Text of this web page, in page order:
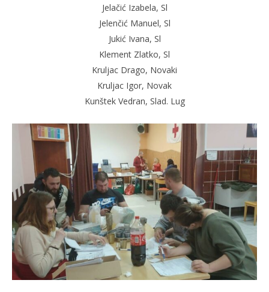
Jelačić Izabela, Sl
Jelenčić Manuel, Sl
Jukić Ivana, Sl
Klement Zlatko, Sl
Kruljac Drago, Novaki
Kruljac Igor, Novak
Kunštek Vedran, Slad. Lug